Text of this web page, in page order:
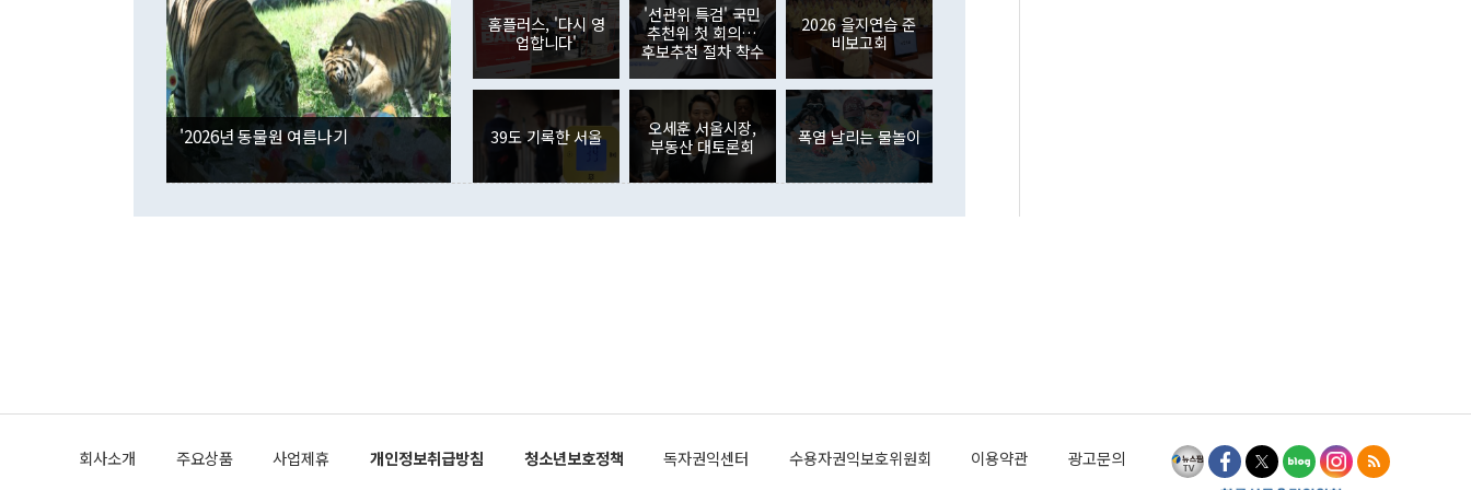
은 "그것은 외교부의 몫"이라며 "아직 거기까지 진도가 나가지 않았다"고
잘랐다. 정 장관이 이날 소개한 대북 구상과 설명은 정부 내 조율을 거치지
않았다는 점에서 문제가 있다. 특히 주적 표현 대체와 국호 사용, 9·19 군
사합의 복원, 4자회담 추진 등은 통일부 장관이 결정할 사안이 아니어서 월
권이라는 지적이 나오고 있다. 이 대통령은 정 장관의 업무보고를 듣고 난
뒤 "여기 업무보고에 발표했다고 승인난 건 아니다"라고 재차 확인했다. 정
부의 한 소식통은 "정 장관의 발언 내용은 대부분 국가안전보장회의(NSC)
를 거쳐 결정된 사안이 아닌 정 장관의 개인적 생각에 가깝다"며 "안보 관
련 부처 장관이 정부의 공식 정책이 아닌 사안을 추진하겠다고 업무보고를
하고 대통령의 면전에서 '국군통수권자가 나서야 한다'고 주장한 것은 심각
이나 미국은 북한에 선비핵화를 공식적으로 요구한 적이 없기 때문이다. 지
공하는 방식으로 이뤄졌다. 1994년 북·미 제네바 기본합의는 핵시설 동결
인의 해외투자가 80억1000만달러, 외국인의 국내투자가 46억3000만달러
각각 증가했다. 증권투자에서는 외국인의 국내 주식 매도세가 이어졌다. 외
국인의 국내 주식 투자는 차익실현 매도 등의 영향으로 316억1000만달러
감소하며 전월(-310억5000만달러)에 이어 역대 최대 순매도 기록을 다시
경신했다. 외국인의 국내 채권투자는 세계국채지수(WGBI) 자금 유입에도
분기 말 만기도래 영향으로 증가 폭이 줄어든 52억9000만달러를 기록했
다. 내국인의 해외 증권투자는 주식을 중심으로 35억6000만달러 증가했
다. eoyn2@newspim.com
'2026년 동물원 여름나기
홈플러스, '다시 영
업합니다'
'선관위 특검' 국민
추천위 첫 회의…
후보추천 절차 착수
2026 을지연습 준
비보고회
39도 기록한 서울
오세훈 서울시장,
부동산 대토론회
폭염 날리는 물놀이
회사소개 주요상품 사업제휴 개인정보취급방침 청소년보호정책 독자권익센터 수용자권익보호위원회 이용약관 광고문의